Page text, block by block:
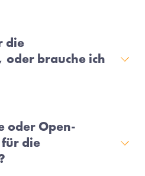
die
brauche ich
oder Open-
für die